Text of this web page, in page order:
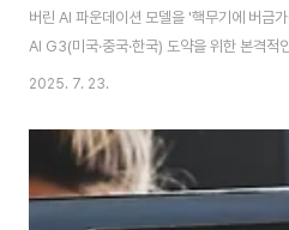
버린 AI 파운데이션 모델을 '핵무기에 버금
AI G3(미국·중국·한국) 도약을 위한 본격적
만 과학기술정보통신부 인공지능기반정책관
는 핵무기처럼 국가 전략자산을 가진 나라와
것"이라고 강조했다. 소버린 AI 파운데이션
경에는 중국 딥시크(DeepSeek)의 충격이
는 AI 학계·업계뿐만 아니라 정부에게도
2025. 7. 23.